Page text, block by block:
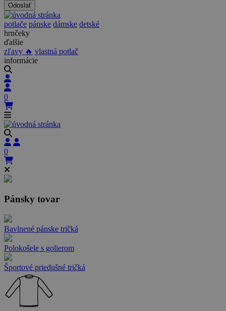
Odoslať
potlače pánske dámske detské
hrnčeky
ďalšie
zľavy 🔥 vlastná potlač
informácie
0
0
Pánsky tovar
Bavlnené pánske tričká
Polokošele s golierom
Športové priedušné tričká